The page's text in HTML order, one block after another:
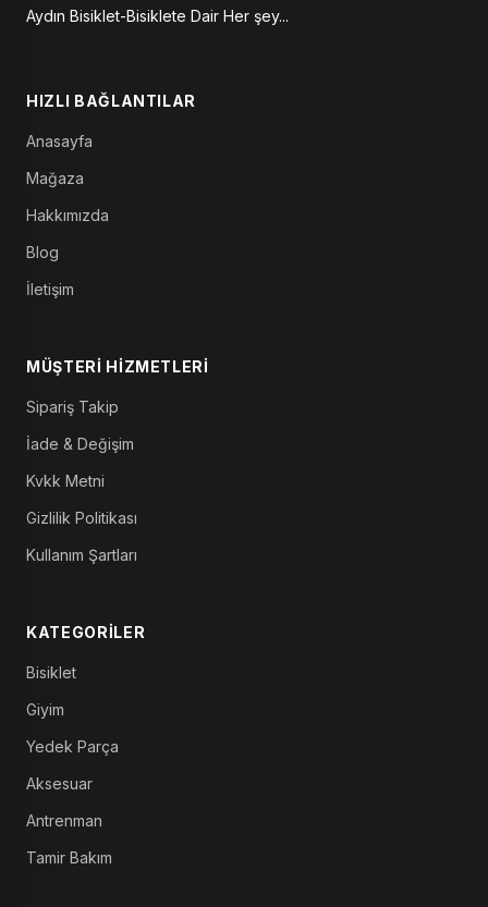
Aydın Bisiklet-Bisiklete Dair Her şey...
HIZLI BAĞLANTILAR
Anasayfa
Mağaza
Hakkımızda
Blog
İletişim
MÜŞTERI HIZMETLERI
Sipariş Takip
İade & Değişim
Kvkk Metni
Gizlilik Politikası
Kullanım Şartları
KATEGORILER
Bisiklet
Giyim
Yedek Parça
Aksesuar
Antrenman
Tamir Bakım